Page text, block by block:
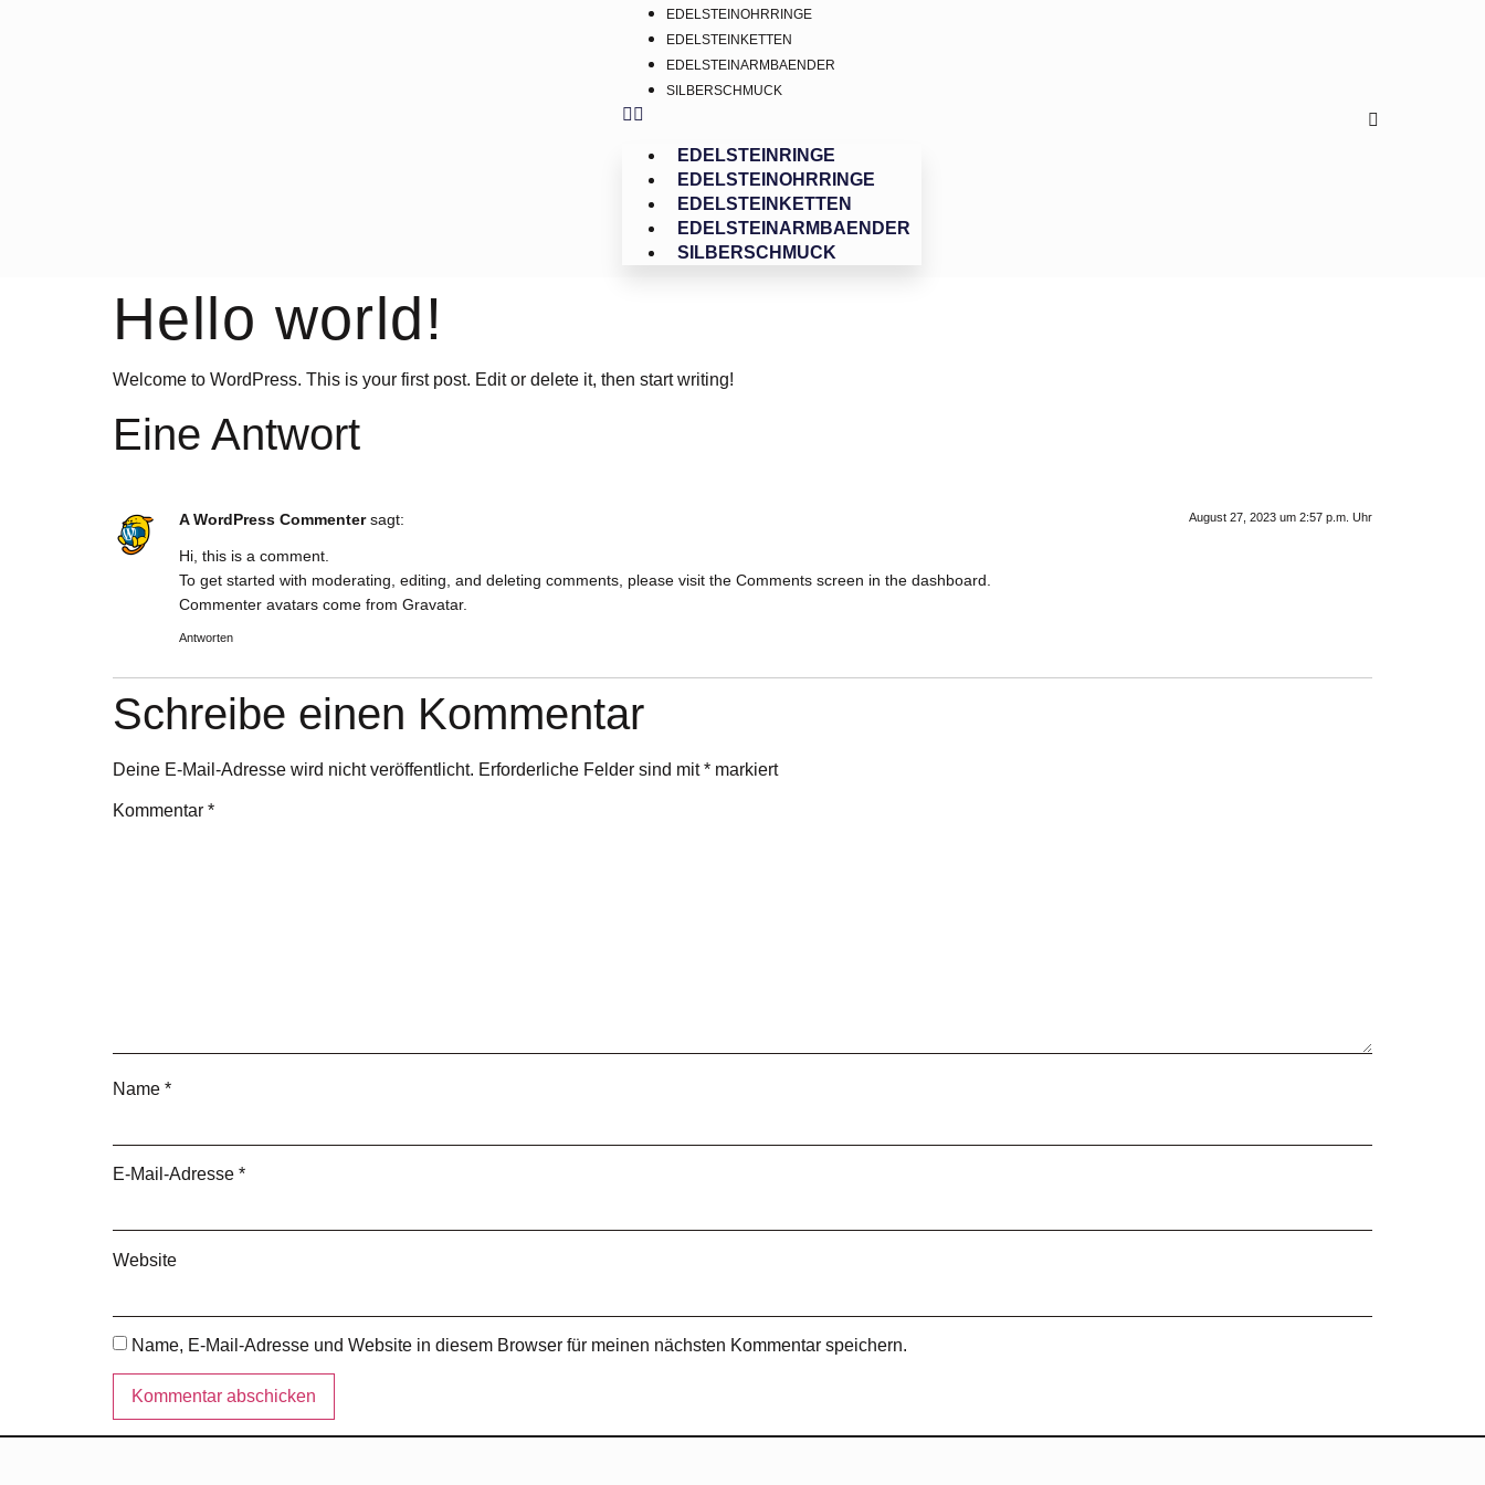
EDELSTEINOHRRINGE
EDELSTEINKETTEN
EDELSTEINARMBAENDER
SILBERSCHMUCK
EDELSTEINRINGE
EDELSTEINOHRRINGE
EDELSTEINKETTEN
EDELSTEINARMBAENDER
SILBERSCHMUCK
Hello world!
Welcome to WordPress. This is your first post. Edit or delete it, then start writing!
Eine Antwort
A WordPress Commenter sagt: August 27, 2023 um 2:57 p.m. Uhr
Hi, this is a comment.
To get started with moderating, editing, and deleting comments, please visit the Comments screen in the dashboard.
Commenter avatars come from Gravatar.
Antworten
Schreibe einen Kommentar
Deine E-Mail-Adresse wird nicht veröffentlicht. Erforderliche Felder sind mit* markiert
Kommentar *
Name *
E-Mail-Adresse *
Website
Name, E-Mail-Adresse und Website in diesem Browser für meinen nächsten Kommentar speichern.